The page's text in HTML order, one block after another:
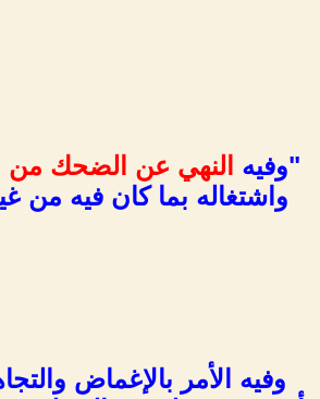
"وفيه النهي عن الضحك من
واشتغاله بما كان فيه من
وفيه الأمر بالإغماض